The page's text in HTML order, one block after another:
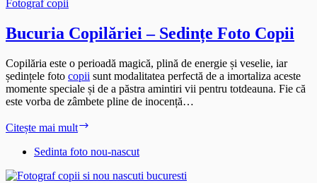
Unice
Bucuria Copilăriei – Sedințe Foto Copii
Copilăria este o perioadă magică, plină de energie și veselie, iar
ședințele foto copii sunt modalitatea perfectă de a imortaliza aceste
momente speciale și de a păstra amintiri vii pentru totdeauna. Fie că
este vorba de zâmbete pline de inocență…
Citește mai mult
–
Foto
Sedinta foto nou-nascut